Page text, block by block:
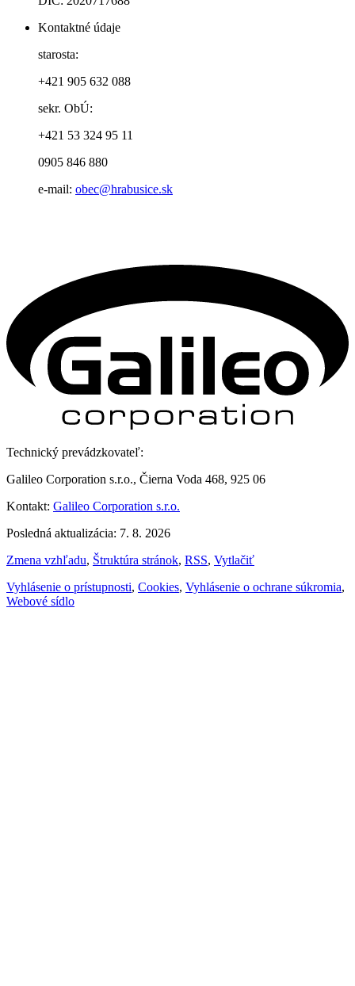
Kontaktné údaje
starosta:
+421 905 632 088
sekr. ObÚ:
+421 53 324 95 11
0905 846 880
e-mail: obec@hrabusice.sk
Technický prevádzkovateľ:
Galileo Corporation s.r.o., Čierna Voda 468, 925 06
Kontakt: Galileo Corporation s.r.o.
Posledná aktualizácia: 7. 8. 2026
Zmena vzhľadu, Štruktúra stránok, RSS, Vytlačiť
Vyhlásenie o prístupnosti, Cookies, Vyhlásenie o ochrane súkromia,
Webové sídlo